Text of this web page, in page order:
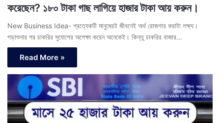
করেছেন? ১৮০ টাকা গাছ লাগিয়ে হাজার টাকা আয় করুন।
New Business Idea- প্রত্যেকটি মানুষেরই জীবনেই অর্থ রোজগার করাটা লক্ষ্য।
পড়াশুনার পর চাকরির সুযোগের অপেক্ষা করেন অনেকেই। কিন্তু চাকরির বাজার…
Read More »